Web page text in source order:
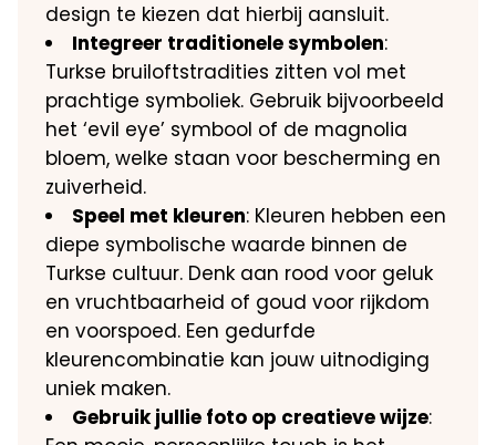
design te kiezen dat hierbij aansluit.
Integreer traditionele symbolen:
Turkse bruiloftstradities zitten vol met
prachtige symboliek. Gebruik bijvoorbeeld
het ‘evil eye’ symbool of de magnolia
bloem, welke staan voor bescherming en
zuiverheid.
Speel met kleuren: Kleuren hebben een
diepe symbolische waarde binnen de
Turkse cultuur. Denk aan rood voor geluk
en vruchtbaarheid of goud voor rijkdom
en voorspoed. Een gedurfde
kleurencombinatie kan jouw uitnodiging
uniek maken.
Gebruik jullie foto op creatieve wijze: